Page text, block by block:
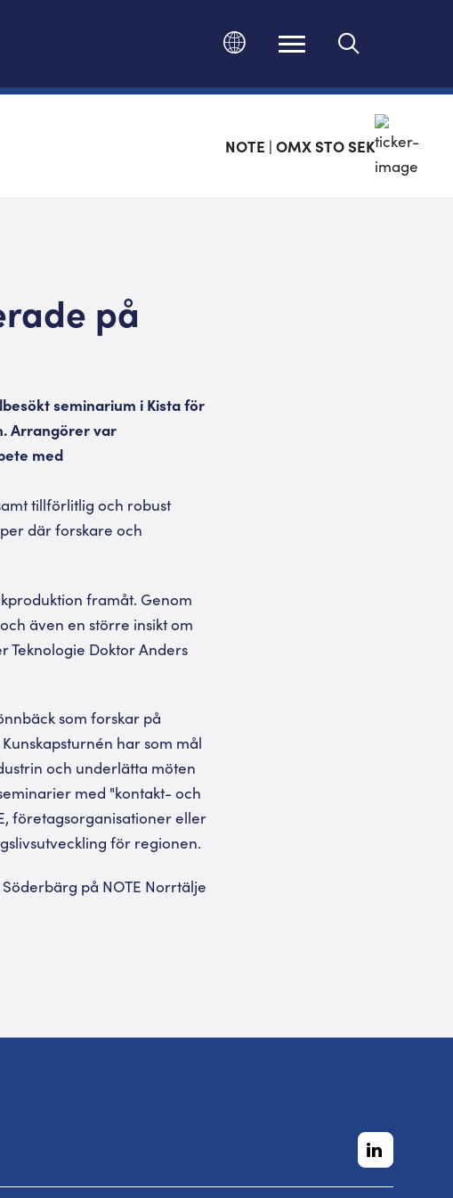
Ändra språk
NOTE | OMX STO SEK
på
seminarium i Kista för
Arrangörer var
med
tillförlitlig och robust
där forskare och
framåt. Genom
även en större insikt om
Teknologie Doktor Anders
som forskar på
har som mål
och underlätta möten
med "kontakt- och
företagsorganisationer eller
för regionen.
på NOTE Norrtälje